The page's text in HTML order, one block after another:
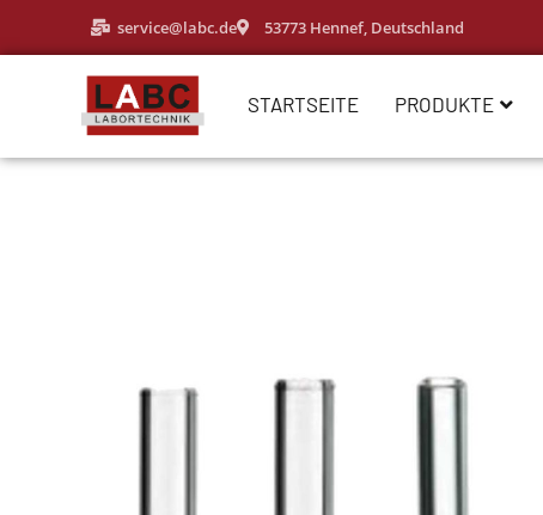
service@labc.de 53773 Hennef, Deutschland
STARTSEITE PRODUKTE